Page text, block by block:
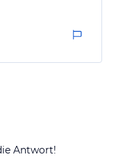
Antwort!